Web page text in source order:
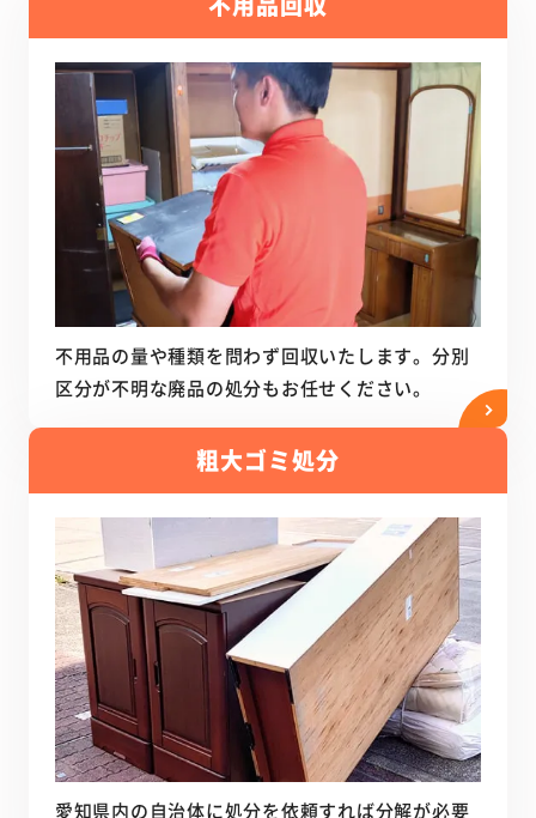
不用品の量や種類を問わず回収いたします。分別
区分が不明な廃品の処分もお任せください。
粗大ゴミ処分
愛知県内の自治体に処分を依頼すれば分解が必要